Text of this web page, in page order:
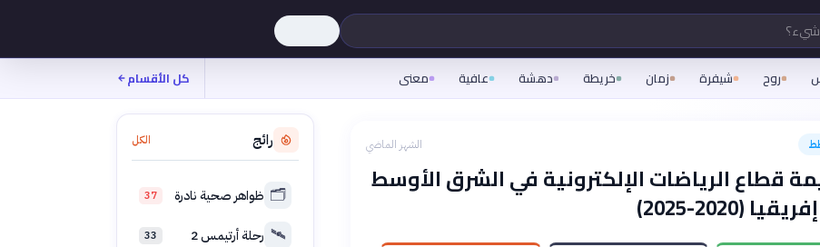
روح شيفرة زمان خريطة دهشة عافية معنى كل الأقسام
الشهر الماضي
قطاع الرياضات الإلكترونية في الشرق الأوسط
(2020-2025)
رائج الكل
🗂️ ظواهر صحية نادرة 37
🛰️ رحلة أرتيمس 2 33